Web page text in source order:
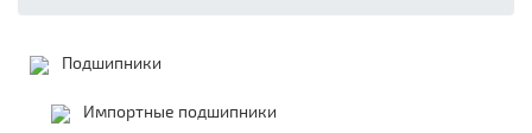
Подшипники
Импортные подшипники